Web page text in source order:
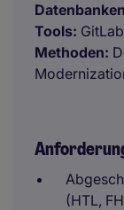
Tools:
Methoden:
(HTL,